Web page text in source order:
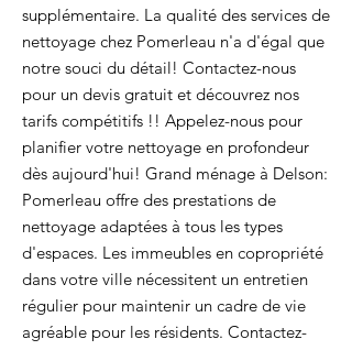
supplémentaire. La qualité des services de
nettoyage chez Pomerleau n'a d'égal que
notre souci du détail! Contactez-nous
pour un devis gratuit et découvrez nos
tarifs compétitifs !! Appelez-nous pour
planifier votre nettoyage en profondeur
dès aujourd'hui! Grand ménage à Delson:
Pomerleau offre des prestations de
nettoyage adaptées à tous les types
d'espaces. Les immeubles en copropriété
dans votre ville nécessitent un entretien
régulier pour maintenir un cadre de vie
agréable pour les résidents. Contactez-